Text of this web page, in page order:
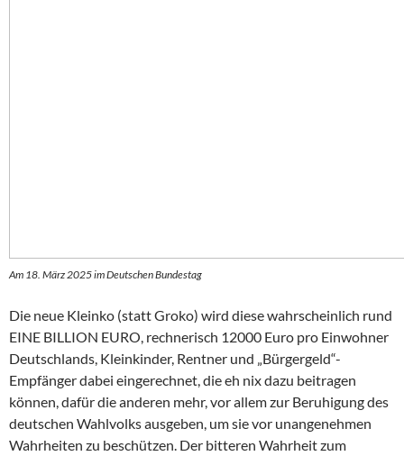
Am 18. März 2025 im Deutschen Bundestag
Die neue Kleinko (statt Groko) wird diese wahrscheinlich rund
EINE BILLION EURO, rechnerisch 12000 Euro pro Einwohner
Deutschlands, Kleinkinder, Rentner und „Bürgergeld“-
Empfänger dabei eingerechnet, die eh nix dazu beitragen
können, dafür die anderen mehr, vor allem zur Beruhigung des
deutschen Wahlvolks ausgeben, um sie vor unangenehmen
Wahrheiten zu beschützen. Der bitteren Wahrheit zum